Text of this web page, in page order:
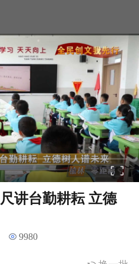
讲台勤耕耘 立德
9980